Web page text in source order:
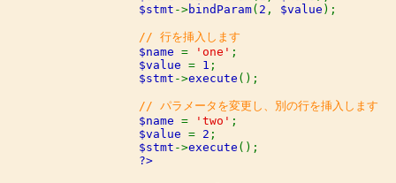
$stmt ->bindParam( 2 , $value );
$name = 'one'
$value = 1
$stmt ->execute ();
$name = 'two'
$value = 2
$stmt ->execute
?>